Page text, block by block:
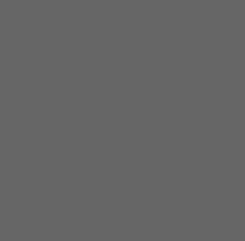
oraz do
odpowiadać Twoim